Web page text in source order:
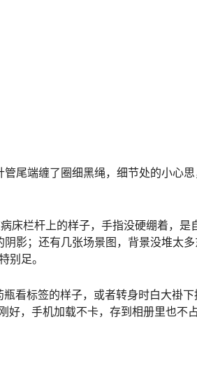
一样。但两人有个共同点，就是都不
从来不是看主题多特别，是看有没有
就知道，那种舒服感不是凭空来的。
种 “哦，原来还能这么拍” 的感觉，就